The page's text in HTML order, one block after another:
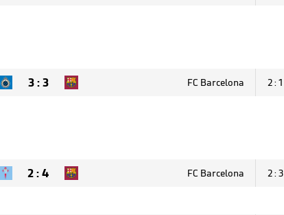
3:3 FC Barcelona 2 : 1
2:4 FC Barcelona 2 : 3